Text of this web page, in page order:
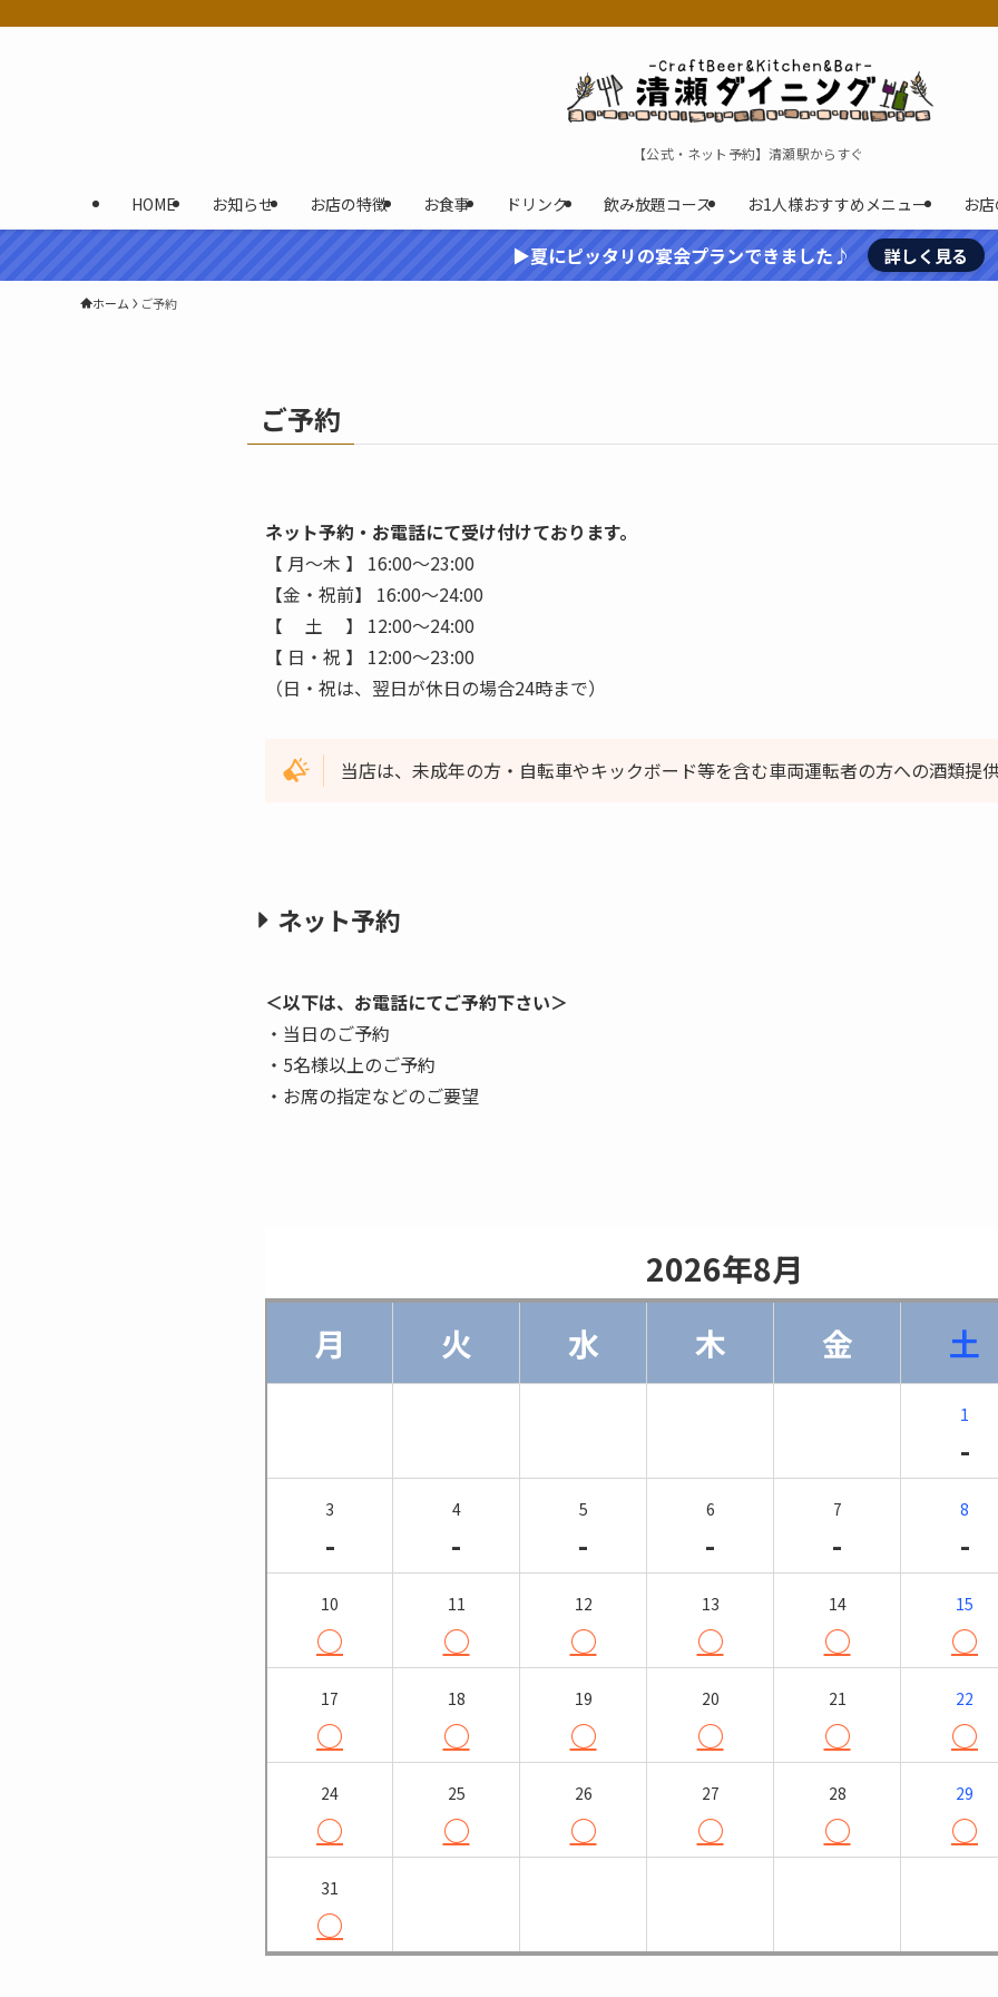
【公式・ネット予約】清瀬駅からすぐ
HOME お知らせ お店の特徴 お食事 ドリンク 飲み放題コース お1人様おすすめメニュー お
▶夏にピッタリの宴会プランできました♪ 詳しく見る
ホーム ご予約
ご予約
ネット予約・お電話にて受け付けております。
【 月〜木 】 16:00〜23:00
【金・祝前】 16:00〜24:00
【 土 】 12:00〜24:00
【 日・祝 】 12:00〜23:00
（日・祝は、翌日が休日の場合24時まで）
当店は、未成年の方・自転車やキックボード等を含む車両運転者の方への酒類提
ネット予約
＜以下は、お電話にてご予約下さい＞
・当日のご予約
・5名様以上のご予約
・お席の指定などのご要望
                    2026年8月
月
火 水 木 金 土
1
-
3
-
4
-
5
-
6
-
7
-
8
-
10
○
11
○
12
○
13
○
14
○
15
○
17
○
18
○
19
○
20
○
21
○
22
○
24
○
25
○
26
○
27
○
28
○
29
○
31
○